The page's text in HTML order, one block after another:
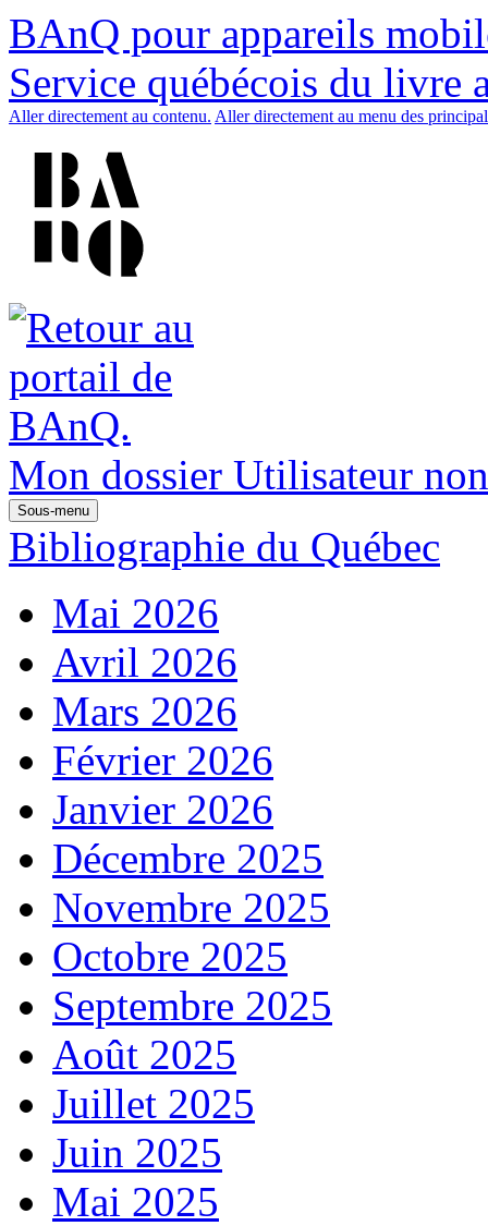
BAnQ pour appareils
Service québécois du livre
Aller directement au contenu. Aller directement au menu des
Mon dossier Utilisateur
Sous-menu
Bibliographie du Québec
Mai 2026
Avril 2026
Mars 2026
Février 2026
Janvier 2026
Décembre 2025
Novembre 2025
Octobre 2025
Septembre 2025
Août 2025
Juillet 2025
Juin 2025
Mai 2025